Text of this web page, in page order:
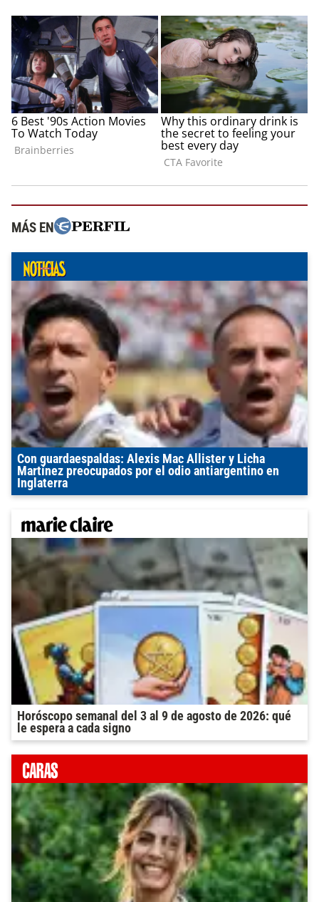
MÁS EN
Con guardaespaldas: Alexis Mac Allister y Licha
Martínez preocupados por el odio antiargentino en
Inglaterra
Horóscopo semanal del 3 al 9 de agosto de 2026: qué
le espera a cada signo